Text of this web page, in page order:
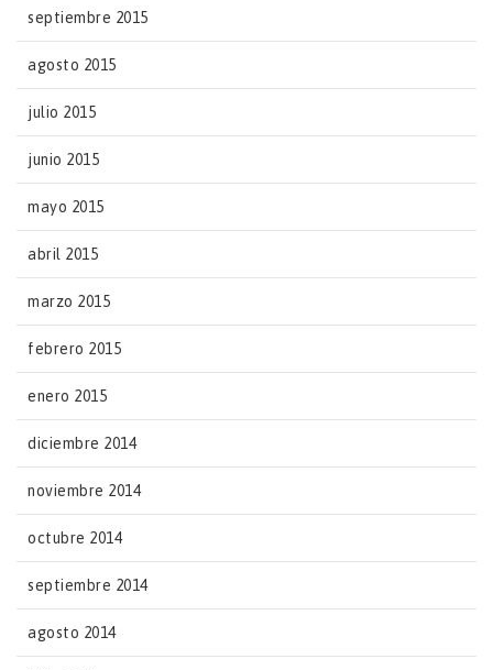
septiembre 2015
agosto 2015
julio 2015
junio 2015
mayo 2015
abril 2015
marzo 2015
febrero 2015
enero 2015
diciembre 2014
noviembre 2014
octubre 2014
septiembre 2014
agosto 2014